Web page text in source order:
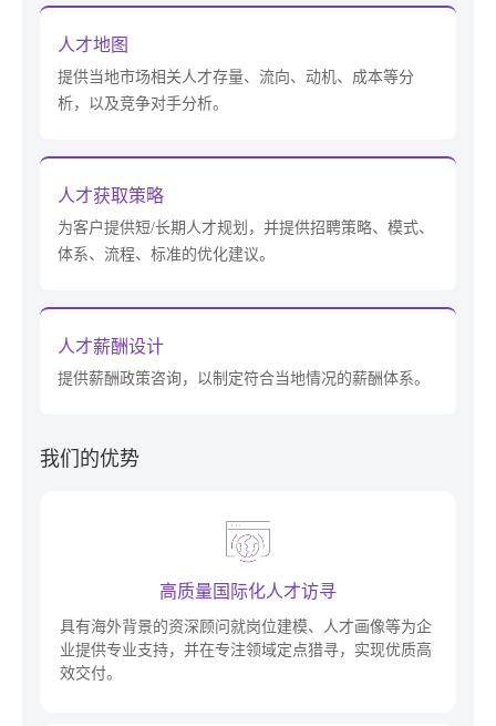
人才地图
提供当地市场相关人才存量、流向、动机、成本等分
析，以及竞争对手分析。
人才获取策略
为客户提供短/长期人才规划，并提供招聘策略、模式、
体系、流程、标准的优化建议。
人才薪酬设计
提供薪酬政策咨询，以制定符合当地情况的薪酬体系。
我们的优势
高质量国际化人才访寻
具有海外背景的资深顾问就岗位建模、人才画像等为企
业提供专业支持，并在专注领域定点猎寻，实现优质高
效交付。